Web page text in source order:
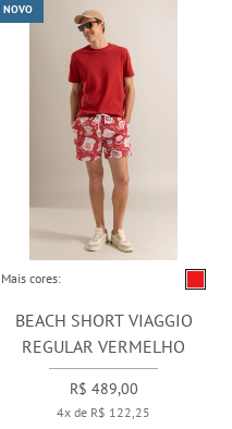
Mais cores:
BEACH SHORT VIAGGIO
REGULAR VERMELHO
R$ 489,00
4x de R$ 122,25
NOVO